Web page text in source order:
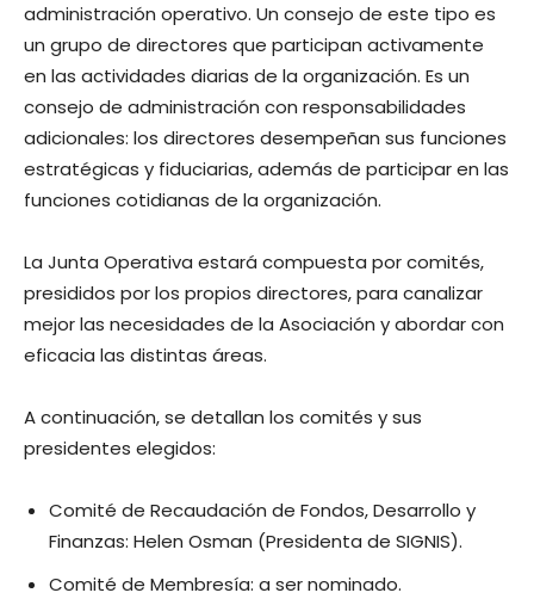
administración operativo. Un consejo de este tipo es
un grupo de directores que participan activamente
en las actividades diarias de la organización. Es un
consejo de administración con responsabilidades
adicionales: los directores desempeñan sus funciones
estratégicas y fiduciarias, además de participar en las
funciones cotidianas de la organización.
La Junta Operativa estará compuesta por comités,
presididos por los propios directores, para canalizar
mejor las necesidades de la Asociación y abordar con
eficacia las distintas áreas.
A continuación, se detallan los comités y sus
presidentes elegidos:
Comité de Recaudación de Fondos, Desarrollo y
Finanzas: Helen Osman (Presidenta de SIGNIS).
Comité de Membresía: a ser nominado.